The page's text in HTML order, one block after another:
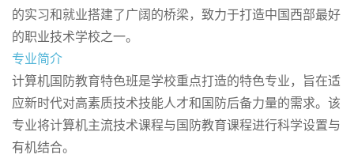
的实习和就业搭建了广阔的桥梁，致力于打造中国西部最好
的职业技术学校之一。
专业简介
计算机国防教育特色班是学校重点打造的特色专业，旨在适
应新时代对高素质技术技能人才和国防后备力量的需求。该
专业将计算机主流技术课程与国防教育课程进行科学设置与
有机结合。